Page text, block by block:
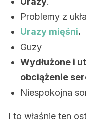
Problemy z
Urazy mięśni.
Guzy
Wydłużone i
obciążenie
Niespokojna
I to właśnie ten